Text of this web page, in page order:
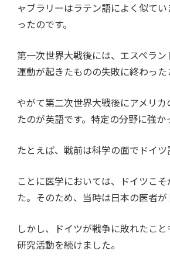
ャブラリーはラテン語によく似て
ったのです。
第一次世界大戦後には、エスペラ
運動が起きたものの失敗に終わった
やがて第二次世界大戦後にアメリ
たのが英語です。特定の分野に強
たとえば、戦前は科学の面でドイ
ことに医学においては、ドイツこ
た。そのため、当時は日本の医者
しかし、ドイツが戦争に敗れたこ
研究活動を続けました。